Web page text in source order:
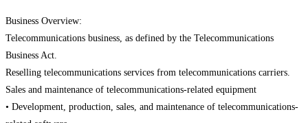
Business Overview:
Telecommunications business, as defined by the Telecommunications
Business Act.
Reselling telecommunications services from telecommunications carriers.
Sales and maintenance of telecommunications-related equipment
• Development, production, sales, and maintenance of telecommunications-